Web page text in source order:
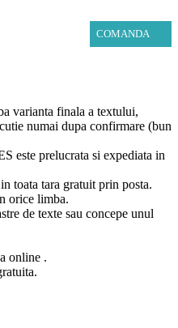
COMANDA
varianta finala a textului,
numai dupa confirmare (bun
este prelucrata si expediata in
toata tara gratuit prin posta.
orice limba.
de texte sau concepe unul
online .